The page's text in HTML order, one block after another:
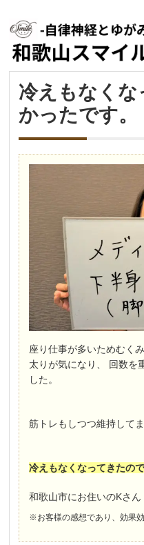
冷えもなくな
かったです。
座り仕事が多いためむく
太りが気になり、 回数を
した。
筋トレもしつつ維持してま
冷えもなくなってきたの
和歌山市にお住いのKさん
※お客様の感想であり、効果